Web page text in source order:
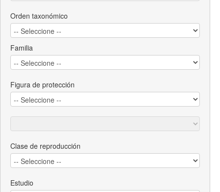
Orden taxonómico
Familia
Figura de protección
Clase de reproducción
Estudio